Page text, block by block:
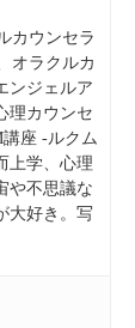
カウンセラ
オラクルカ
ンジェルア
理カウンセ
座 -ルクム
上学、心理
や不思議な
大好き。写